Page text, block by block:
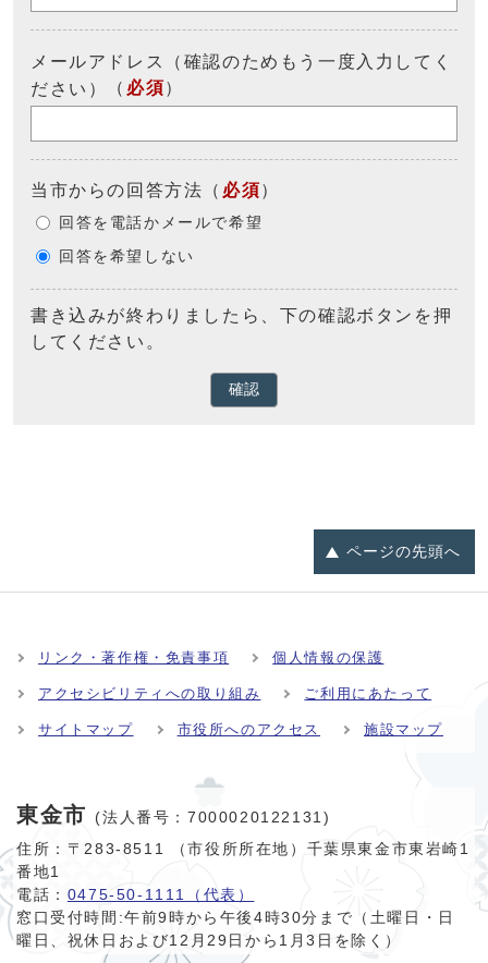
メールアドレス（確認のためもう一度入力してく
ださい）
（ 必須）
当市からの回答方法 （ 必須）
回答を電話かメールで希望
回答を希望しない
書き込みが終わりましたら、下の確認ボタンを押
してください。
確認
ページの先頭へ
リンク・著作権・免責事項 個人情報の保護
アクセシビリティへの取り組み ご利用にあたって
サイトマップ 市役所へのアクセス 施設マップ
東金市
(法人番号：7000020122131)
住所：〒283-8511 （市役所所在地）千葉県東金市東岩崎1
番地1
電話： 0475-50-1111（代表）
窓口受付時間:午前9時から午後4時30分まで（土曜日・日
曜日、祝休日および12月29日から1月3日を除く）